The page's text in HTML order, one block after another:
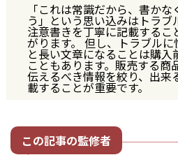
「これは常識だから、書か
う」という思い込みはトラブ
注意書きを丁寧に記載するこ
がります。 但し、トラブル
と長い文章になることは購入
こともあります。販売する商
伝えるべき情報を絞り、出来
載することが重要です。